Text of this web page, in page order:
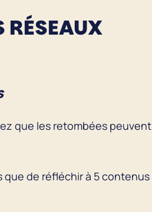
RÉSEAUX
que les retombées peuvent
que de réfléchir à 5 contenus